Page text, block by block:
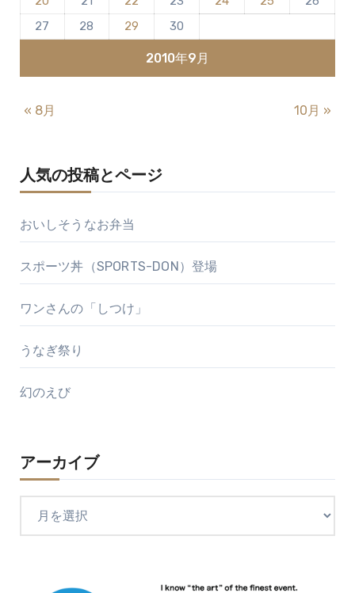
2010年9月
27
28 29 30
« 8月 10月 »
人気の投稿とページ
おいしそうなお弁当
スポーツ丼（SPORTS-DON）登場
ワンさんの「しつけ」
うなぎ祭り
幻のえび
アーカイブ